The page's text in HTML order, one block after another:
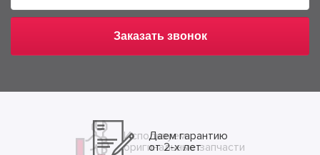
Заказать звонок
Даем гарантию
от 2-х лет